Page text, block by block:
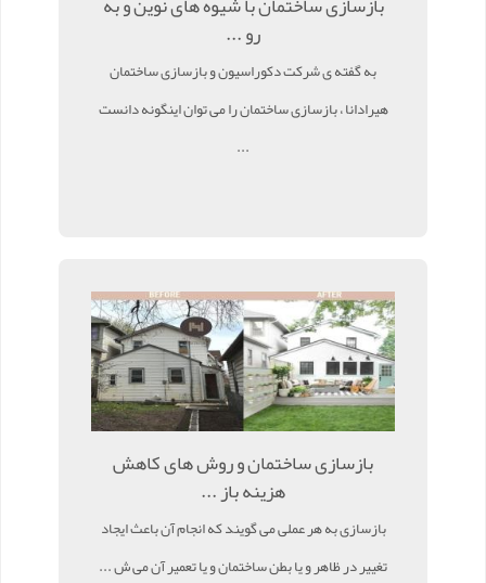
رو ...
به گفته ی شرکت دکوراسیون و بازسازی ساختمان
هیرادانا ، بازسازی ساختمان را می توان اینگونه دانست
...
بازسازی ساختمان و روش های کاهش
هزینه باز ...
بازسازی به هر عملی می گویند که انجام آن باعث ایجاد
تغییر در ظاهر و یا بطن ساختمان و یا تعمیر آن می ش ...